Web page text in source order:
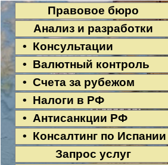
Правовое бюро
Анализ и разработки
• Консультации
• Валютный контроль
• Счета за рубежом
• Налоги в РФ
• Антисанкции РФ
• Консалтинг по Испании
Запрос услуг